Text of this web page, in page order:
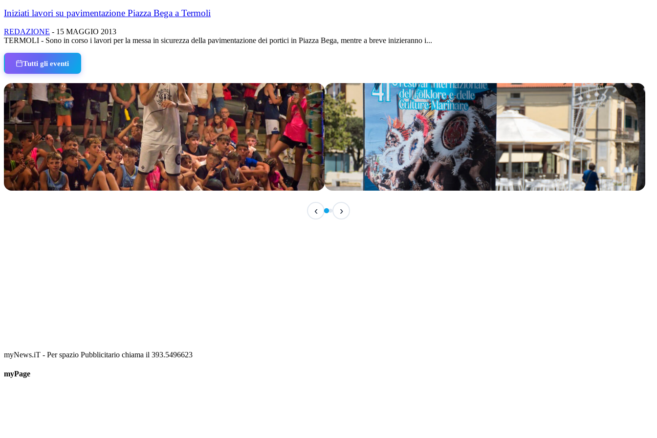
Iniziati lavori su pavimentazione Piazza Bega a Termoli
REDAZIONE - 15 MAGGIO 2013
TERMOLI - Sono in corso i lavori per la messa in sicurezza della pavimentazione dei portici in Piazza Bega, mentre a breve inizieranno i...
Tutti gli eventi
IN ARRIVO
Festival Internazionale del Folklore - 41ª edizione
‹ ›
myNews.iT - Per spazio Pubblicitario chiama il 393.5496623
myPage